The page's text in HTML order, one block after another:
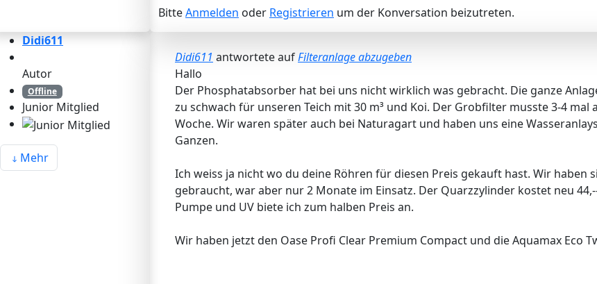
BitteAnmelden oder Registrieren um der Konversation beizutreten.
Didi611
Autor
Offline
Junior Mitglied
Mehr
Didi611 antwortete aufFilteranlage abzugeben
Hallo
Der Phosphatabsorber hat bei uns nicht wirklich was gebracht. Die ganze
zu schwach für unseren Teich mit 30 m³ und Koi. Der Grobfilter musste 3-4
Woche. Wir waren später auch bei Naturagart und haben uns eine
Ganzen.
Ich weiss ja nicht wo du deine Röhren für diesen Preis gekauft hast. Wir haben
gebraucht, war aber nur 2 Monate im Einsatz. Der Quarzzylinder kostet neu
Pumpe und UV biete ich zum halben Preis an.
Wir haben jetzt den Oase Profi Clear Premium Compact und die Aquamax Eco